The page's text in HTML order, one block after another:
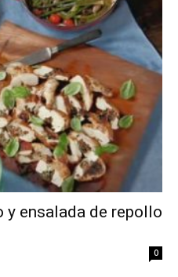
ensalada de repollo
0